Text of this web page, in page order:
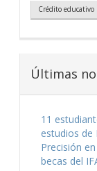
Crédito educativo
Últimas
11
estudios de
Precisión
becas del